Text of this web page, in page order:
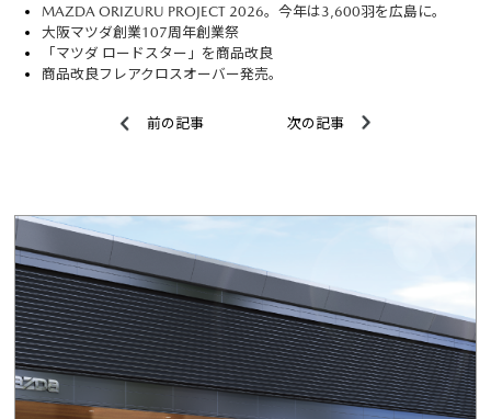
MAZDA ORIZURU PROJECT 2026。今年は3,600羽を広島に。
大阪マツダ創業107周年創業祭
「マツダ ロードスター」を商品改良
商品改良フレアクロスオーバー発売。
前の記事 次の記事